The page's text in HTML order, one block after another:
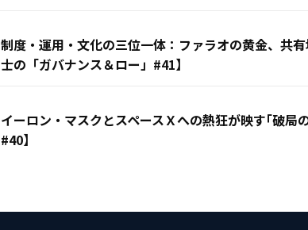
制度・運用・文化の三位一体：ファラオの黄金、共
士の「ガバナンス＆ロー」#41】
イーロン・マスクとスペースＸへの熱狂が映す｢破局
#40】